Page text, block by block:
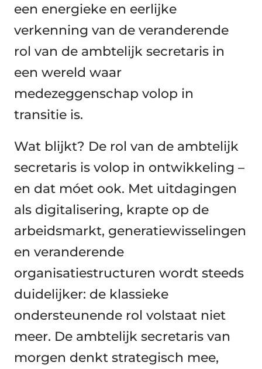
een energieke en eerlijke
verkenning van de veranderende
rol van de ambtelijk secretaris in
een wereld waar
medezeggenschap volop in
transitie is.
Wat blijkt? De rol van de ambtelijk
secretaris is volop in ontwikkeling –
en dat móet ook. Met uitdagingen
als digitalisering, krapte op de
arbeidsmarkt, generatiewisselingen
en veranderende
organisatiestructuren wordt steeds
duidelijker: de klassieke
ondersteunende rol volstaat niet
meer. De ambtelijk secretaris van
morgen denkt strategisch mee,